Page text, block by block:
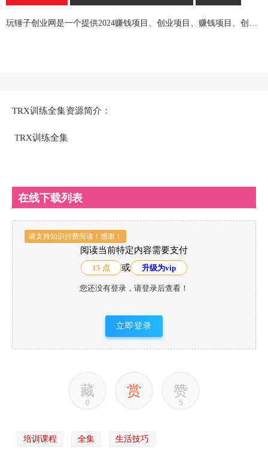
玩锤子创业网是一个提供2024赚钱项目、创业项目、赚钱项目、创业赚钱教程、引流教程的创业网,欢迎来玩锤子创业网！
TRX训练全集资源简介：
TRX训练全集
在线下载列表
请支持知识付费阅读！感谢！
阅读当前特定内容需要支付
15 点 或 升级为vip
您还没有登录，请登录后查看！
立即登录
藏
0
赏 赞
5
培训课程 全集 生活技巧